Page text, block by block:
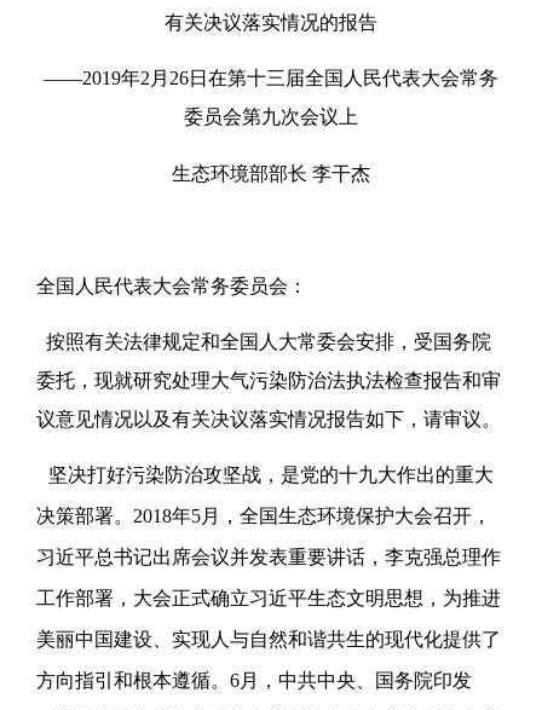
有关决议落实情况的报告
——2019年2月26日在第十三届全国人民代表大会常务
委员会第九次会议上
生态环境部部长 李干杰
全国人民代表大会常务委员会：
按照有关法律规定和全国人大常委会安排，受国务院
委托，现就研究处理大气污染防治法执法检查报告和审
议意见情况以及有关决议落实情况报告如下，请审议。
坚决打好污染防治攻坚战，是党的十九大作出的重大
决策部署。2018年5月，全国生态环境保护大会召开，
习近平总书记出席会议并发表重要讲话，李克强总理作
工作部署，大会正式确立习近平生态文明思想，为推进
美丽中国建设、实现人与自然和谐共生的现代化提供了
方向指引和根本遵循。6月，中共中央、国务院印发